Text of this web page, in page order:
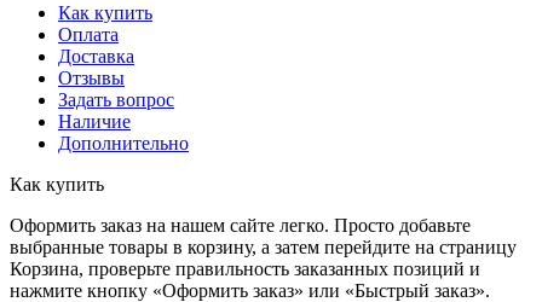
Как купить
Оплата
Доставка
Отзывы
Задать вопрос
Наличие
Дополнительно
Как купить
Оформить заказ на нашем сайте легко. Просто добавьте
выбранные товары в корзину, а затем перейдите на страницу
Корзина, проверьте правильность заказанных позиций и
нажмите кнопку «Оформить заказ» или «Быстрый заказ».